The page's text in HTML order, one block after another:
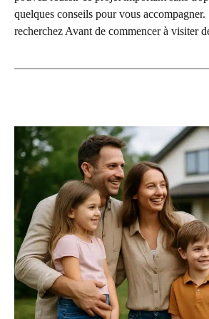
quelques conseils pour vous
recherchez Avant de commencer à visiter